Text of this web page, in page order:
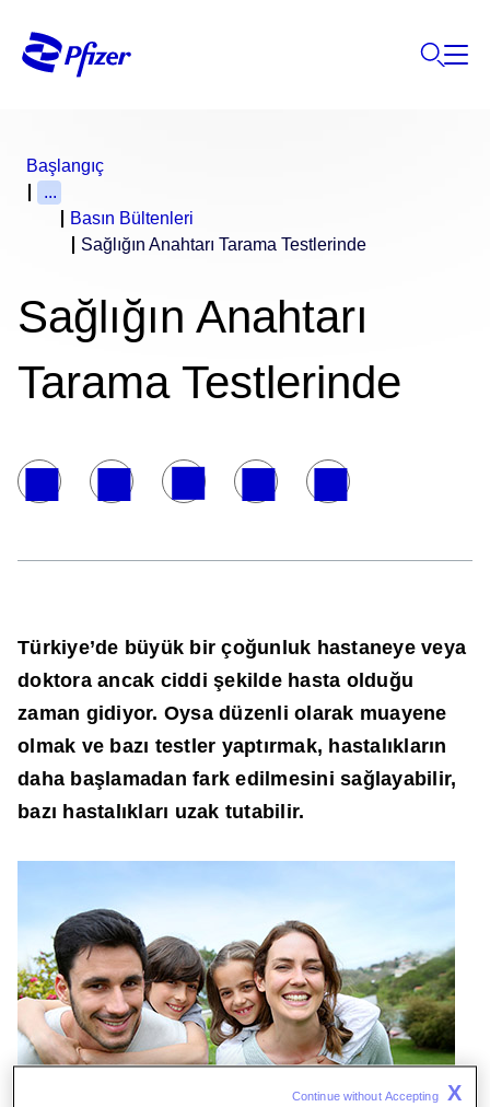
Başlangıç
...
Basın Bültenleri
Sağlığın Anahtarı Tarama Testlerinde
Sağlığın Anahtarı
Tarama Testlerinde
Türkiye’de büyük bir çoğunluk hastaneye veya
doktora ancak ciddi şekilde hasta olduğu
zaman gidiyor. Oysa düzenli olarak muayene
olmak ve bazı testler yaptırmak, hastalıkların
daha başlamadan fark edilmesini sağlayabilir,
bazı hastalıkları uzak tutabilir.
Continue without Accepting X